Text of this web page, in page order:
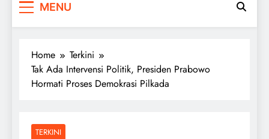
MENU
Home
Terkini
Tak Ada Intervensi Politik, Presiden Prabowo
Hormati Proses Demokrasi Pilkada
TERKINI